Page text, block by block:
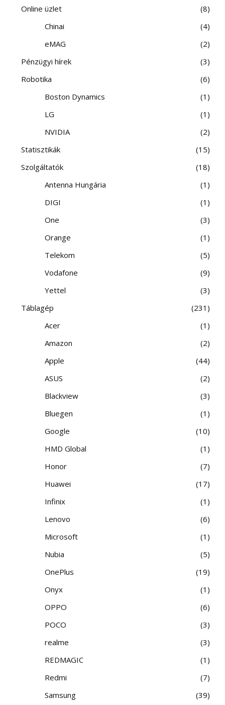
Online üzlet
8
Chinai
4
eMAG
2
Pénzügyi hírek
3
Robotika
6
Boston Dynamics
1
LG
1
NVIDIA
2
Statisztikák
15
Szolgáltatók
18
Antenna Hungária
1
DIGI
1
One
3
Orange
1
Telekom
5
Vodafone
9
Yettel
3
Táblagép
231
Acer
1
Amazon
2
Apple
44
ASUS
2
Blackview
3
Bluegen
1
Google
10
HMD Global
1
Honor
7
Huawei
17
Infinix
1
Lenovo
6
Microsoft
1
Nubia
5
OnePlus
19
Onyx
1
OPPO
6
POCO
3
realme
3
REDMAGIC
1
Redmi
7
Samsung
39